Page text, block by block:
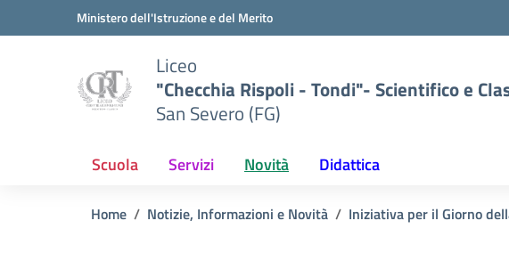
Vai ai contenuti
Vai al menu di navigazioneMinistero dell'Istruzione e del Merito
Liceo
"Checchia Rispoli - Tondi"- Scientifico e
San Severo (FG)
Scuola Servizi Novità Didattica
Home Notizie, Informazioni e Novità Iniziativa per il Giorno